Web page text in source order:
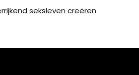
seksleven creëren